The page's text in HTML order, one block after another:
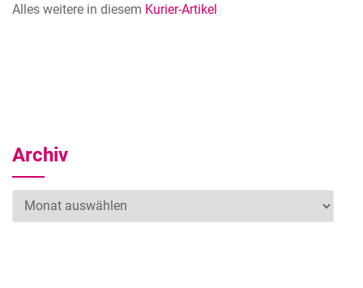
Alles weitere in diesem Kurier-Artikel
Archiv
Archiv